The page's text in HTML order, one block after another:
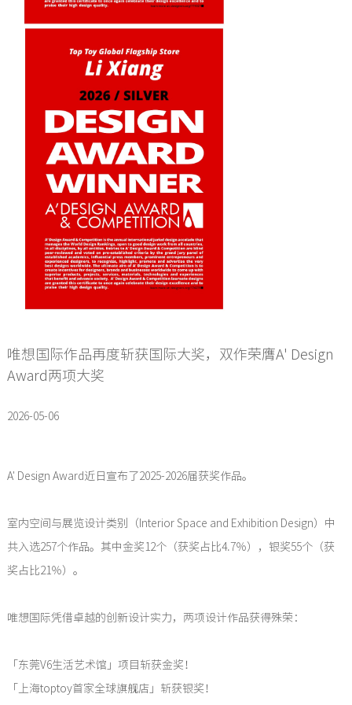
唯想国际作品再度斩获国际大奖，双作荣膺A' Design
Award两项大奖
2026-05-06
A' Design Award近日宣布了2025-2026届获奖作品。
室内空间与展览设计类别（Interior Space and Exhibition Design）中
共入选257个作品。其中金奖12个（获奖占比4.7％），银奖55个（获
奖占比21％）。
唯想国际凭借卓越的创新设计实力，两项设计作品获得殊荣：
「东莞V6生活艺术馆」项目斩获金奖！
「上海toptoy首家全球旗舰店」斩获银奖！